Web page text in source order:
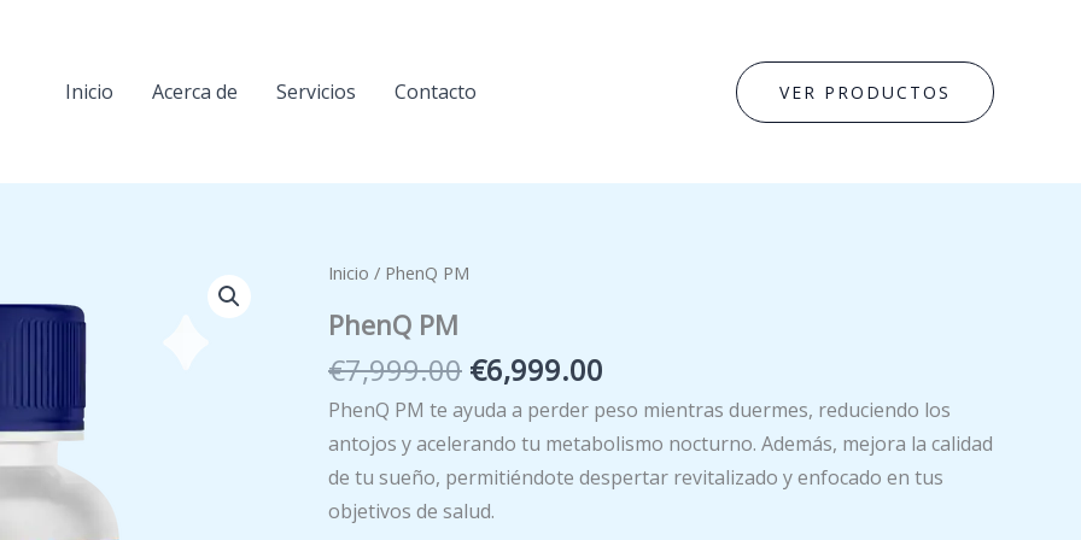
Inicio Acerca de Servicios Contacto VER PRODUCTOS
Inicio / PhenQ PM
PhenQ PM
€7,999.00 El
precio
original
era:
€7,999.00.
€6,999.00
precio
actual
es:
€6,999.00.
PhenQ PM te ayuda a perder peso mientras duermes, reduciendo los
antojos y acelerando tu metabolismo nocturno. Además, mejora la calidad
de tu sueño, permitiéndote despertar revitalizado y enfocado en tus
objetivos de salud.